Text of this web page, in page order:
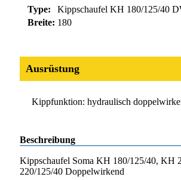
Type:
Kippschaufel KH 180/125/40
Breite: 180
Ausrüstung
Kippfunktion: hydraulisch
Beschreibung
Kippschaufel Soma KH 180/125/40, KH
220/125/40 Doppelwirkend